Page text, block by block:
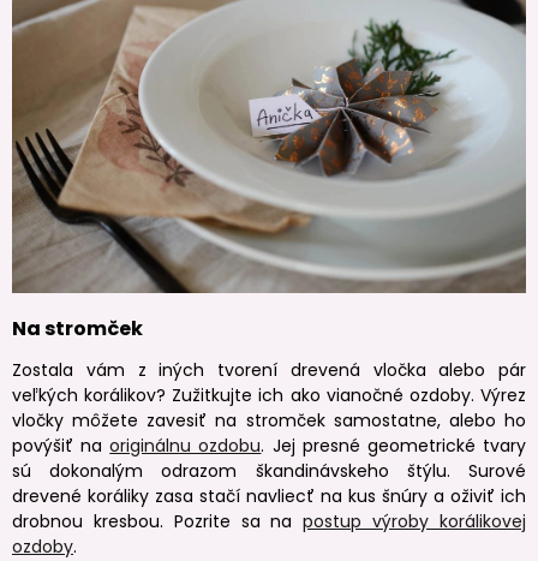
Na stromček
Zostala vám z iných tvorení drevená vločka alebo pár
veľkých korálikov? Zužitkujte ich ako vianočné ozdoby. Výrez
vločky môžete zavesiť na stromček samostatne, alebo ho
povýšiť naoriginálnu ozdobu. Jej presné geometrické tvary
sú dokonalým odrazom škandinávskeho štýlu. Surové
drevené koráliky zasa stačí navliecť na kus šnúry a oživiť ich
drobnou kresbou. Pozrite sa napostup výroby korálikovej
ozdoby.